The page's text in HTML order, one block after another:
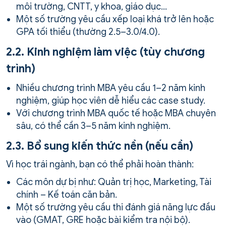
môi trường, CNTT, y khoa, giáo dục…
Một số trường yêu cầu xếp loại khá trở lên hoặc
GPA tối thiểu (thường 2.5–3.0/4.0).
2.2. Kinh nghiệm làm việc (tùy chương
trình)
Nhiều chương trình MBA yêu cầu 1–2 năm kinh
nghiệm, giúp học viên dễ hiểu các case study.
Với chương trình MBA quốc tế hoặc MBA chuyên
sâu, có thể cần 3–5 năm kinh nghiệm.
2.3. Bổ sung kiến thức nền (nếu cần)
Vì học trái ngành, bạn có thể phải hoàn thành:
Các môn dự bị như: Quản trị học, Marketing, Tài
chính – Kế toán căn bản.
Một số trường yêu cầu thi đánh giá năng lực đầu
vào (GMAT, GRE hoặc bài kiểm tra nội bộ).